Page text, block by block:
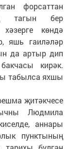
форсаттан
тагын бер
көндә
яшь гаиләләр
да артыр дип
кирәк.
табылса яхшы
җитәкчесе
Людмила
аннары
пунктының